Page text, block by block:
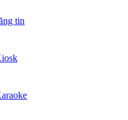
tin